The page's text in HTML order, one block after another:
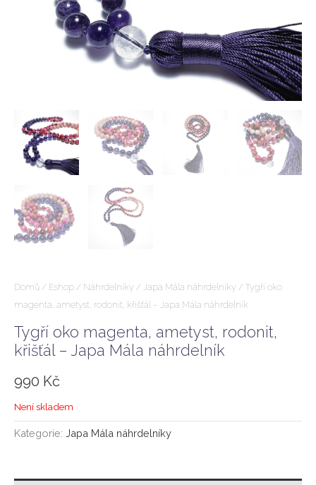
Domů / Eshop / Náhrdelníky / Japa Mála náhrdelníky / Tygří oko
magenta, ametyst, rodonit, křišťál – Japa Mála náhrdelník
Tygří oko magenta, ametyst, rodonit,
křišťál – Japa Mála náhrdelník
990 Kč
Není skladem
Kategorie: Japa Mála náhrdelníky